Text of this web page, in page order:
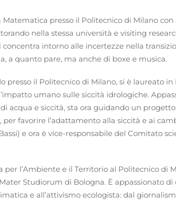
presso il Politecnico di Milano
nella stessa università e visiting
intorno alle incertezze nella
a quanto pare, ma anche di boxe e musica.
il Politecnico di Milano, si è laureato
umano sulle siccità idrologiche.
acqua e siccità, sta ora guidando un
favorire l’adattamento alla siccità e ai
e ora è vice-responsabile del Comitato
per l’Ambiente e il Territorio al Politecnico di
Studiorum di Bologna. È appassionato
e all’attivismo ecologista: dal